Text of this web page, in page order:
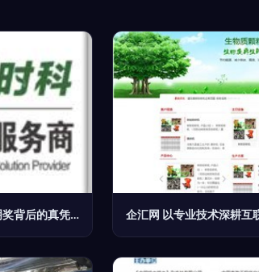
时科生物炭基肥获奖揭秘 上海技术发明奖背后的真凭实据